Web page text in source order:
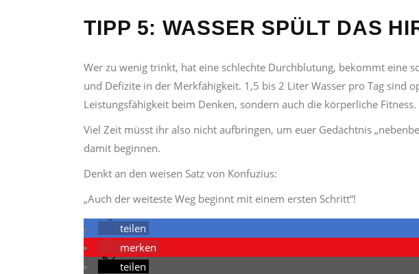
TIPP 5: WASSER SPÜLT DAS
Wer zu wenig trinkt, hat eine schlechte Durchblutung, bekommt eine
und Defizite in der Merkfähigkeit. 1,5 bis 2 Liter Wasser pro Tag sind
Leistungsfähigkeit beim Denken, sondern auch die körperliche Fitness.
Viel Zeit müsst ihr also nicht aufbringen, um euer Gedächtnis
damit beginnen.
Denkt an den weisen Satz von Konfuzius:
„Auch der weiteste Weg beginnt mit einem ersten Schritt“!
teilen
merken
teilen